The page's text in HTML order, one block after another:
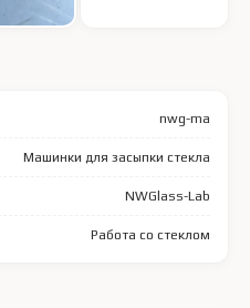
nwg-ma
Машинки для засыпки стекла
NWGlass-Lab
Работа со стеклом